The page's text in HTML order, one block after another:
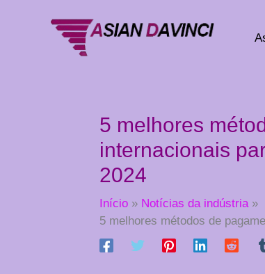
5 melhores
internacionais
2024
Início
Notícias da indústria
5 melhores métodos de